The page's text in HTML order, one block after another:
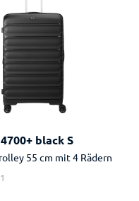
black S
55 cm mit 4 Rädern